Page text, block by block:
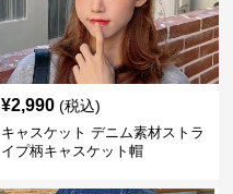
¥2,990 (税込)
キャスケット デニム素材ストラ
イプ柄キャスケット帽